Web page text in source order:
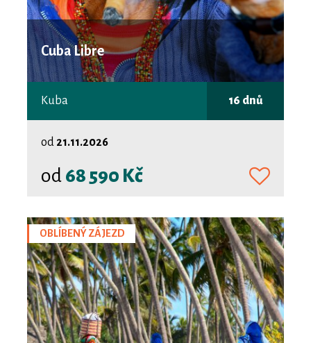
Cuba Libre
Kuba 16 dnů
od 21.11.2026
od 68 590 Kč
OBLÍBENÝ ZÁJEZD